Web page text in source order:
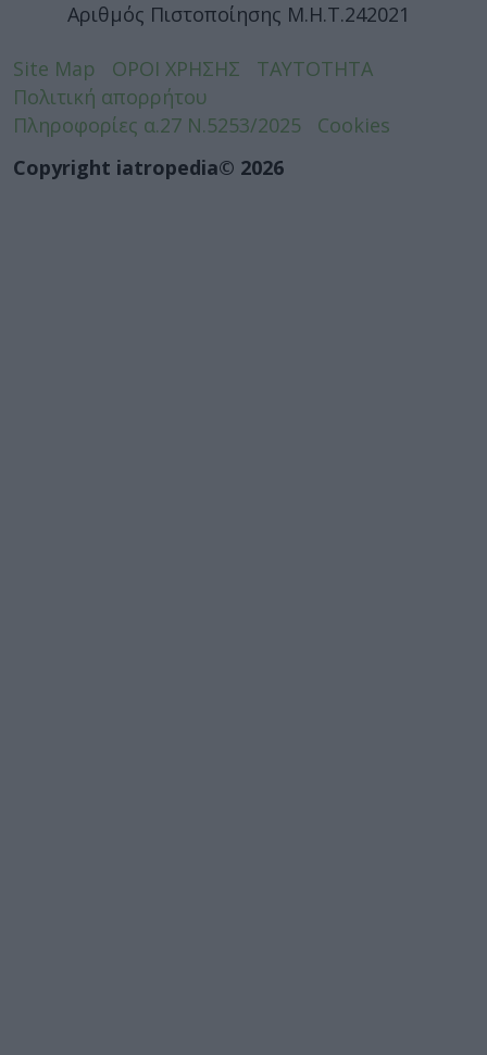
Αριθμός Πιστοποίησης Μ.Η.Τ.242021
Site Map ΟΡΟΙ ΧΡΗΣΗΣ
ΤΑΥΤΟΤΗΤΑ
Πολιτική απορρήτου
Πληροφορίες α.27 Ν.5253/2025
Cookies
Copyright iatropedia© 2026